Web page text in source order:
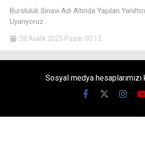
Bursluluk Sınavı Adı Altında Yapılan
Uyarıyoruz
28 Aralık 2025 Pazar 00:13
Sosyal medya